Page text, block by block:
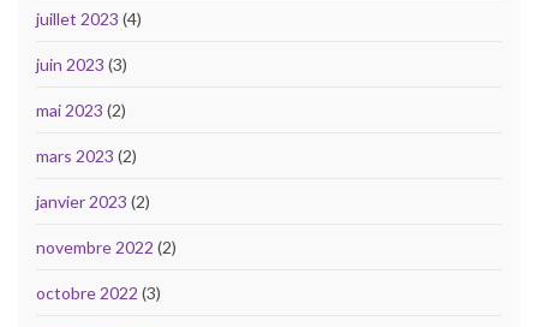
juillet 2023 (4)
juin 2023 (3)
mai 2023 (2)
mars 2023 (2)
janvier 2023 (2)
novembre 2022 (2)
octobre 2022 (3)